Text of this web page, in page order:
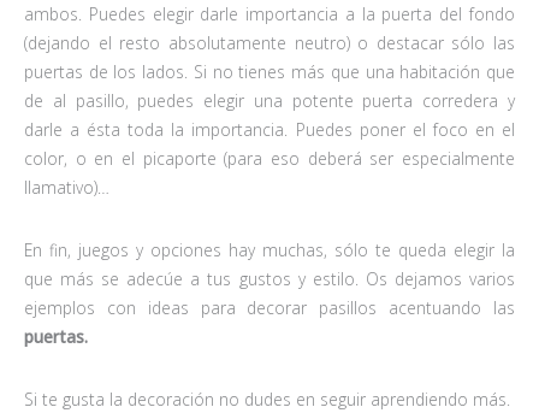
ambos. Puedes elegir darle importancia a la puerta del fondo
(dejando el resto absolutamente neutro) o destacar sólo las
puertas de los lados. Si no tienes más que una habitación que
de al pasillo, puedes elegir una potente puerta corredera y
darle a ésta toda la importancia. Puedes poner el foco en el
color, o en el picaporte (para eso deberá ser especialmente
llamativo)…
En fin, juegos y opciones hay muchas, sólo te queda elegir la
que más se adecúe a tus gustos y estilo. Os dejamos varios
ejemplos con ideas para decorar pasillos acentuando las
puertas.
Si te gusta la decoración no dudes en seguir aprendiendo más.